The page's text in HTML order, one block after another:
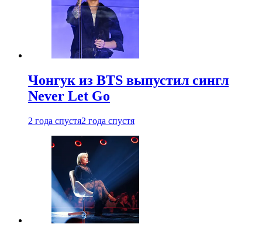
Чонгук из BTS выпустил сингл
Never Let Go
2 года спустя2 года спустя